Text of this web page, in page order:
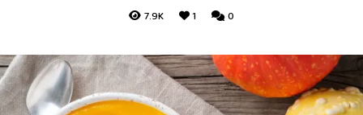
7.9K 1 0